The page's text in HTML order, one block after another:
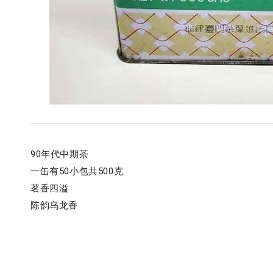
90年代中期茶
一缶有50小包共500克
茗香四溢
陈韵乌龙香